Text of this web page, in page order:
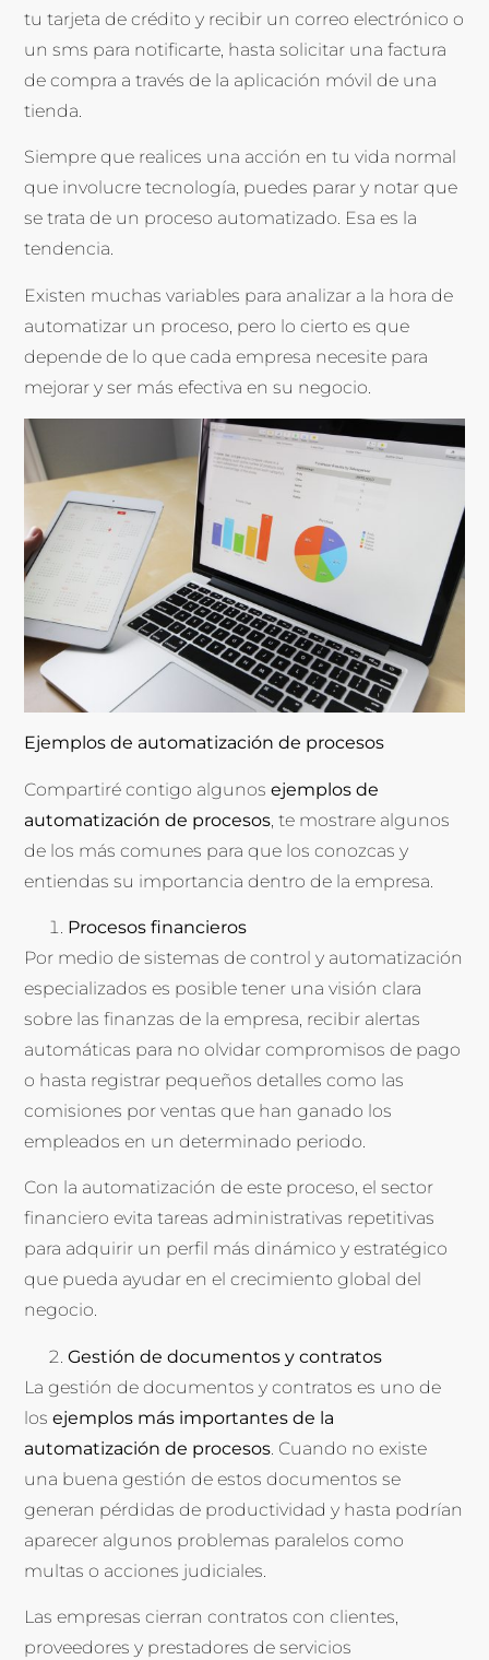
tu tarjeta de crédito y recibir un correo electrónico o
un sms para notificarte, hasta solicitar una factura
de compra a través de la aplicación móvil de una
tienda.
Siempre que realices una acción en tu vida normal
que involucre tecnología, puedes parar y notar que
se trata de un proceso automatizado. Esa es la
tendencia.
Existen muchas variables para analizar a la hora de
automatizar un proceso, pero lo cierto es que
depende de lo que cada empresa necesite para
mejorar y ser más efectiva en su negocio.
Ejemplos de automatización de procesos
Compartiré contigo algunosejemplos de
automatización de procesos , te mostrare algunos
de los más comunes para que los conozcas y
entiendas su importancia dentro de la empresa.
Procesos financieros
Por medio de sistemas de control y automatización
especializados es posible tener una visión clara
sobre las finanzas de la empresa, recibir alertas
automáticas para no olvidar compromisos de pago
o hasta registrar pequeños detalles como las
comisiones por ventas que han ganado los
empleados en un determinado periodo.
Con la automatización de este proceso, el sector
financiero evita tareas administrativas repetitivas
para adquirir un perfil más dinámico y estratégico
que pueda ayudar en el crecimiento global del
negocio.
Gestión de documentos y contratos
La gestión de documentos y contratos es uno de
losejemplos más importantes de la
automatización de procesos. Cuando no existe
una buena gestión de estos documentos se
generan pérdidas de productividad y hasta podrían
aparecer algunos problemas paralelos como
multas o acciones judiciales.
Las empresas cierran contratos con clientes,
proveedores y prestadores de servicios